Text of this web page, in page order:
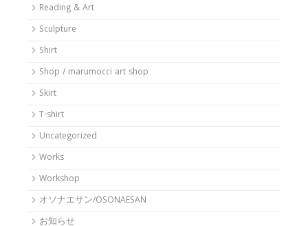
Reading & Art
Sculpture
Shirt
Shop / marumocci art shop
Skirt
T-shirt
Uncategorized
Works
Workshop
オソナエサン/OSONAESAN
お知らせ